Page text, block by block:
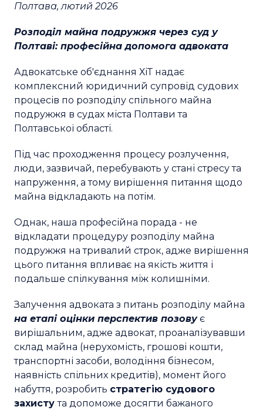
Полтава, лютий 2026
Розподіл майна подружжя через суд у
Полтаві: професійна допомога адвоката
Адвокатське об'єднання ХіТ надає
комплексний юридичний супровід судових
процесів по розподілу спільного майна
подружжя в судах міста Полтави та
Полтавської області.
Під час проходження процесу розлучення,
люди, зазвичай, перебувають у стані стресу та
напруження, а тому вирішення питання щодо
майна відкладають на потім.
Однак, наша професійна порада - не
відкладати процедуру розподілу майна
подружжя на тривалий строк, адже вирішення
цього питання впливає на якість життя і
подальше спілкування між колишніми.
Залучення адвоката з питань розподілу майна
на етапі оцінки перспектив позовує
вирішальним, адже адвокат, проаналізувавши
склад майна (нерухомість, грошові кошти,
транспортні засоби, володіння бізнесом,
наявність спільних кредитів), момент його
набуття, розробить стратегію судового
захистута допоможе досягти бажаного